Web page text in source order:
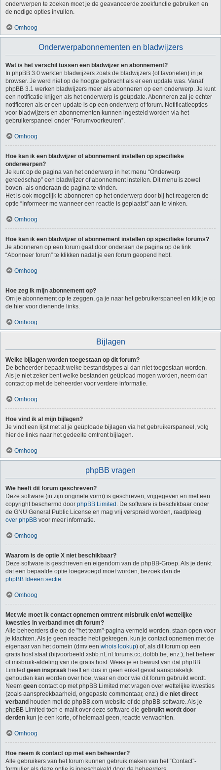
onderwerpen te zoeken moet je de geavanceerde zoekfunctie gebruiken en
de nodige opties invullen.
Omhoog
Onderwerpabonnementen en bladwijzers
Wat is het verschil tussen een bladwijzer en abonnement?
In phpBB 3.0 werkten bladwijzers zoals de bladwijzers (of favorieten) in je
browser. Je werd niet op de hoogte gebracht als er een update was. Vanaf
phpBB 3.1 werken bladwijzers meer als abonneren op een onderwerp. Je kunt
een notificatie krijgen als het onderwerp is geüpdate. Abonneren zal je echter
notificeren als er een update is op een onderwerp of forum. Notificatieopties
voor bladwijzers en abonnementen kunnen ingesteld worden via het
gebruikerspaneel onder “Forumvoorkeuren”.
Omhoog
Hoe kan ik een bladwijzer of abonnement instellen op specifieke
onderwerpen?
Je kunt op de pagina van het onderwerp in het menu “Onderwerp
gereedschap” een bladwijzer of abonnement instellen. Dit menu is zowel
boven- als onderaan de pagina te vinden.
Het is ook mogelijk te abonneren op het onderwerp door bij het reageren de
optie “Informeer me wanneer een reactie is geplaatst” aan te vinken.
Omhoog
Hoe kan ik een bladwijzer of abonnement instellen op specifieke forums?
Je abonneren op een forum gaat door onderaan de pagina op de link
“Abonneer forum” te klikken nadat je een forum geopend hebt.
Omhoog
Hoe zeg ik mijn abonnement op?
Om je abonnement op te zeggen, ga je naar het gebruikerspaneel en klik je op
de hier voor dienende links.
Omhoog
Bijlagen
Welke bijlagen worden toegestaan op dit forum?
De beheerder bepaalt welke bestandstypes al dan niet toegestaan worden.
Als je niet zeker bent welke bestanden geüpload mogen worden, neem dan
contact op met de beheerder voor verdere informatie.
Omhoog
Hoe vind ik al mijn bijlagen?
Je vindt een lijst met al je geüploade bijlagen via het gebruikerspaneel, volg
hier de links naar het gedeelte omtrent bijlagen.
Omhoog
phpBB vragen
Wie heeft dit forum geschreven?
Deze software (in zijn originele vorm) is geschreven, vrijgegeven en met een
copyright beschermd door phpBB Limited . De software is beschikbaar onder
de GNU General Public License en mag vrij verspreid worden, raadpleeg
over phpBB voor meer informatie.
Omhoog
Waarom is de optie X niet beschikbaar?
Deze software is geschreven en eigendom van de phpBB-Groep. Als je denkt
dat een bepaalde optie toegevoegd moet worden, bezoek dan de
phpBB Ideeën sectie.
Omhoog
Met wie moet ik contact opnemen omtrent misbruik en/of wettelijke
kwesties in verband met dit forum?
Alle beheerders die op de "het team"-pagina vermeld worden, staan open voor
je klachten. Als je geen reactie hebt gekregen, kun je contact opnemen met de
eigenaar van het domein (dmv een whois lookup) of, als dit forum op een
gratis host staat (bijvoorbeeld xsbb.nl, nl.forums.cc, dotbb.be, enz.), het beheer
of misbruik-afdeling van de gratis host. Wees je er bewust van dat phpBB
Limited geen inspraak heeft en dus in geen enkel geval aansprakelijk
gehouden kan worden over hoe, waar en door wie dit forum gebruikt wordt.
Neem geen contact op met phpBB Limited met vragen over wettelijke kwesties
(zoals aanspreekbaarheid, ongepaste commentaar, enz.) die niet direct
verband houden met de phpBB.com-website of de phpBB-software. Als je
phpBB Limited toch e-mailt over deze software die gebruikt wordt door
derden kun je een korte, of helemaal geen, reactie verwachten.
Omhoog
Hoe neem ik contact op met een beheerder?
Alle gebruikers van het forum kunnen gebruik maken van het “Contact”-